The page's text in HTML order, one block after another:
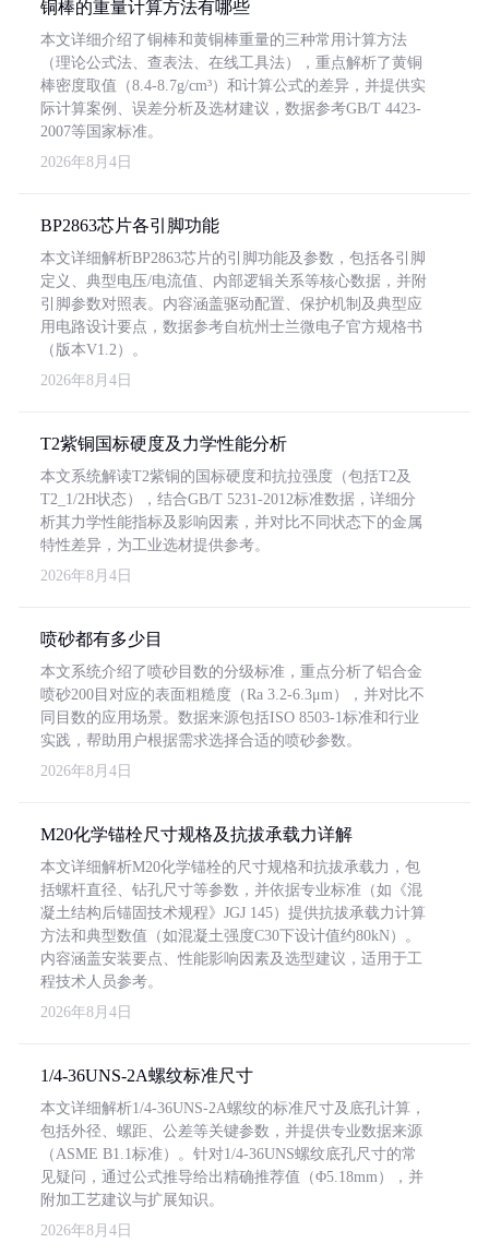
铜棒的重量计算方法有哪些
本文详细介绍了铜棒和黄铜棒重量的三种常用计算方法
（理论公式法、查表法、在线工具法），重点解析了黄铜
棒密度取值（8.4-8.7g/cm³）和计算公式的差异，并提供实
际计算案例、误差分析及选材建议，数据参考GB/T 4423-
2007等国家标准。
2026年8月4日
BP2863芯片各引脚功能
本文详细解析BP2863芯片的引脚功能及参数，包括各引脚
定义、典型电压/电流值、内部逻辑关系等核心数据，并附
引脚参数对照表。内容涵盖驱动配置、保护机制及典型应
用电路设计要点，数据参考自杭州士兰微电子官方规格书
（版本V1.2）。
2026年8月4日
T2紫铜国标硬度及力学性能分析
本文系统解读T2紫铜的国标硬度和抗拉强度（包括T2及
T2_1/2H状态），结合GB/T 5231-2012标准数据，详细分
析其力学性能指标及影响因素，并对比不同状态下的金属
特性差异，为工业选材提供参考。
2026年8月4日
喷砂都有多少目
本文系统介绍了喷砂目数的分级标准，重点分析了铝合金
喷砂200目对应的表面粗糙度（Ra 3.2-6.3μm），并对比不
同目数的应用场景。数据来源包括ISO 8503-1标准和行业
实践，帮助用户根据需求选择合适的喷砂参数。
2026年8月4日
M20化学锚栓尺寸规格及抗拔承载力详解
本文详细解析M20化学锚栓的尺寸规格和抗拔承载力，包
括螺杆直径、钻孔尺寸等参数，并依据专业标准（如《混
凝土结构后锚固技术规程》JGJ 145）提供抗拔承载力计算
方法和典型数值（如混凝土强度C30下设计值约80kN）。
内容涵盖安装要点、性能影响因素及选型建议，适用于工
程技术人员参考。
2026年8月4日
1/4-36UNS-2A螺纹标准尺寸
本文详细解析1/4-36UNS-2A螺纹的标准尺寸及底孔计算，
包括外径、螺距、公差等关键参数，并提供专业数据来源
（ASME B1.1标准）。针对1/4-36UNS螺纹底孔尺寸的常
见疑问，通过公式推导给出精确推荐值（Φ5.18mm），并
附加工艺建议与扩展知识。
2026年8月4日